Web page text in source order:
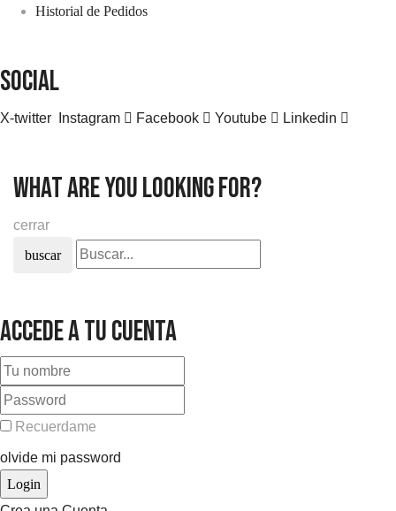
Historial de Pedidos
SOCIAL
X-twitter Instagram Facebook Youtube Linkedin
what are you looking for?
cerrar
buscar
Accede a tu cuenta
Recuerdame
olvide mi password